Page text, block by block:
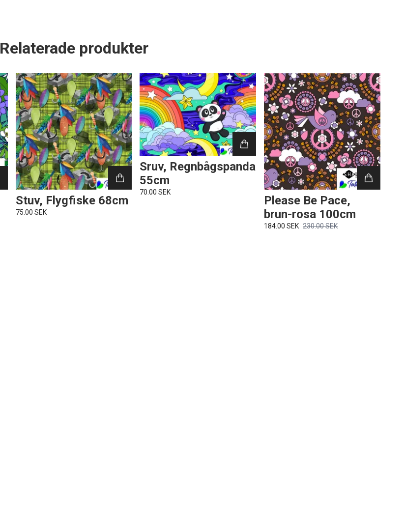
Relaterade produkter
Stuv, Flygfiske 68cm
75.00 SEK
Sruv, Regnbågspanda
55cm
70.00 SEK
Please Be Pace,
brun-rosa 100cm
184.00 SEK 230.00 SEK